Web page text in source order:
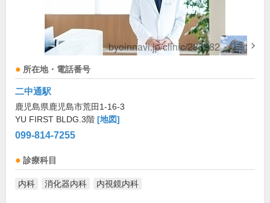
所在地・電話番号
二中通駅
鹿児島県鹿児島市荒田1-16-3
YU FIRST BLDG.3階 [地図]
099-814-7255
診療科目
内科 消化器内科 内視鏡内科